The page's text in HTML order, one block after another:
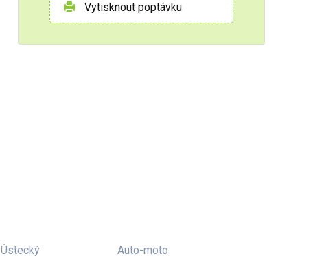
Vytisknout poptávku
Ústecký Auto-moto